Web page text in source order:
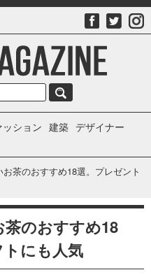
ッション 建築 デザイナー
茶のおすすめ18選。プレゼント
のおすすめ18
にも人気